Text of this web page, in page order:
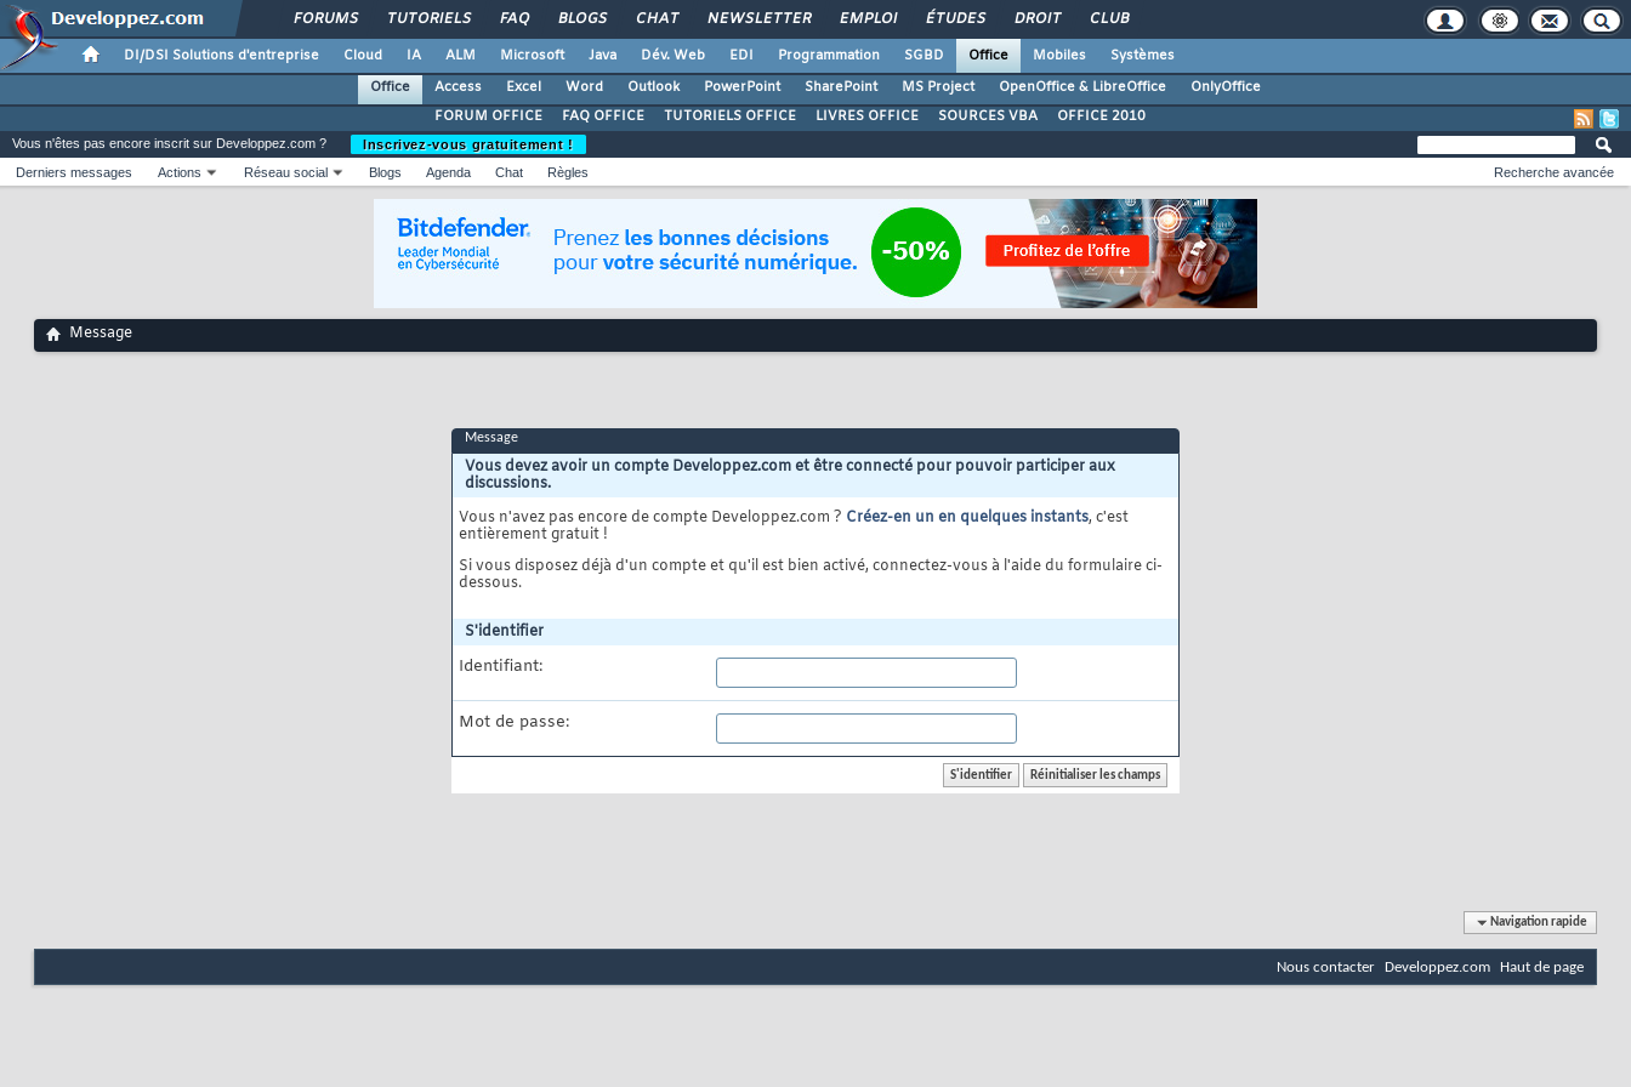
FORUMS TUTORIELS FAQ BLOGS CHAT NEWSLETTER EMPLOI ÉTUDES DROIT CLUB
DI/DSI Solutions d'entreprise Cloud IA ALM Microsoft Java Dév. Web EDI Programmation SGBD Office Mobiles
Systèmes
Office
Access Excel Word Outlook PowerPoint SharePoint MS Project OpenOffice & LibreOffice
OnlyOffice
FORUM OFFICE
FAQ OFFICE TUTORIELS OFFICE LIVRES OFFICE SOURCES VBA OFFICE 2010
Vous n'êtes pas encore inscrit sur Developpez.com ?
Inscrivez-vous gratuitement !
Derniers messages
Actions Réseau social Blogs Agenda Chat Règles Recherche avancée
Message
Message
Vous devez avoir un compte Developpez.com et être connecté pour pouvoir participer aux
discussions.
Vous n'avez pas encore de compte Developpez.com ? Créez-en un en quelques instants, c'est
entièrement gratuit !
Si vous disposez déjà d'un compte et qu'il est bien activé, connectez-vous à l'aide du formulaire ci-
dessous.
S'identifier
Identifiant:
Mot de passe:
Navigation rapide
Nous contacter Developpez.com Haut de page